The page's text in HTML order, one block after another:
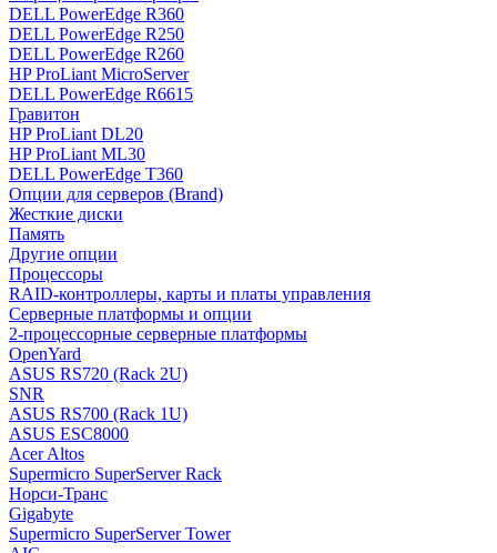
DELL PowerEdge R360
DELL PowerEdge R250
DELL PowerEdge R260
HP ProLiant MicroServer
DELL PowerEdge R6615
Гравитон
HP ProLiant DL20
HP ProLiant ML30
DELL PowerEdge T360
Опции для серверов (Brand)
Жесткие диски
Память
Другие опции
Процессоры
RAID-контроллеры, карты и платы управления
Серверные платформы и опции
2-процессорные серверные платформы
OpenYard
ASUS RS720 (Rack 2U)
SNR
ASUS RS700 (Rack 1U)
ASUS ESC8000
Acer Altos
Supermicro SuperServer Rack
Норси-Транс
Gigabyte
Supermicro SuperServer Tower